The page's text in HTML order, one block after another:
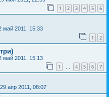
1 2 3 4 5 6
май 2011, 15:33
1 2
май 2011, 15:13
1 4 5 6 7
29 апр 2011, 08:07